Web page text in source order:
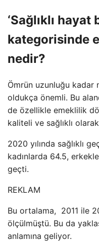
‘Sağlıklı hayat
kategorisinde
nedir?
Ömrün uzunluğu kadar
oldukça önemli. Bu
de özellikle emeklilik
kaliteli ve sağlıklı
2020 yılında sağlıklı
kadınlarda 64.5,
geçti.
REKLAM
Bu ortalama, 2011 ile
ölçülmüştü. Bu da
anlamına geliyor.